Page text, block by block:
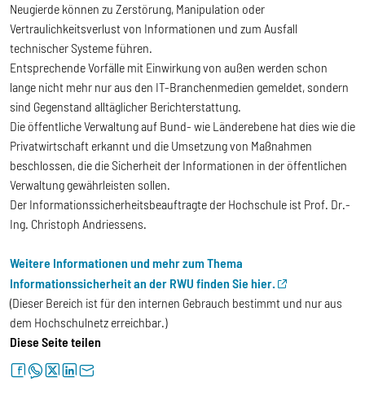
Neugierde können zu Zerstörung, Manipulation oder
Vertraulichkeitsverlust von Informationen und zum Ausfall
technischer Systeme führen.
Entsprechende Vorfälle mit Einwirkung von außen werden schon
lange nicht mehr nur aus den IT-Branchenmedien gemeldet, sondern
sind Gegenstand alltäglicher Berichterstattung.
Die öffentliche Verwaltung auf Bund- wie Länderebene hat dies wie die
Privatwirtschaft erkannt und die Umsetzung von Maßnahmen
beschlossen, die die Sicherheit der Informationen in der öffentlichen
Verwaltung gewährleisten sollen.
Der Informationssicherheitsbeauftragte der Hochschule ist Prof. Dr.-
Ing. Christoph Andriessens.
Weitere Informationen und mehr zum Thema
Informationssicherheit an der RWU finden Sie hier.
(Dieser Bereich ist für den internen Gebrauch bestimmt und nur aus
dem Hochschulnetz erreichbar.)
Diese Seite teilen
facebookwhatsapptwitterlinkedinletter